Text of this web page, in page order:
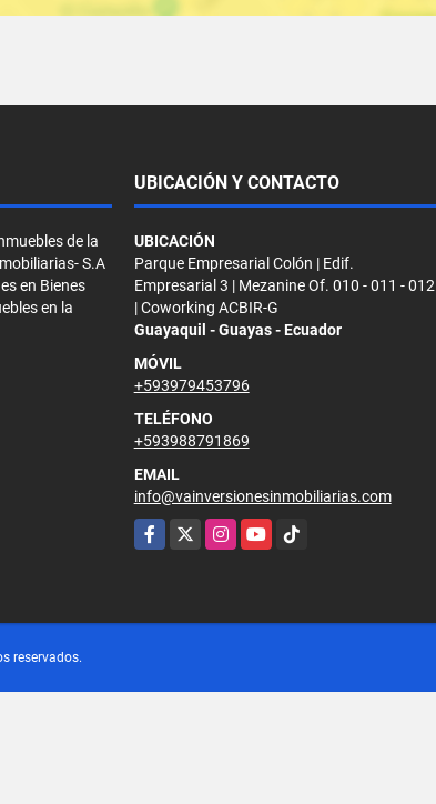
de la
S.A
en Bienes
en la
UBICACIÓN Y CONTACTO
UBICACIÓN
Parque Empresarial Colón | Edif.
Empresarial 3 | Mezanine Of. 010 - 011 - 012
| Coworking ACBIR-G
Guayaquil - Guayas - Ecuador
MÓVIL
+593979453796
TELÉFONO
+593988791869
EMAIL
info@vainversionesinmobiliarias.com
Facebook
X InstagramYouTubeTikTok
reservados.